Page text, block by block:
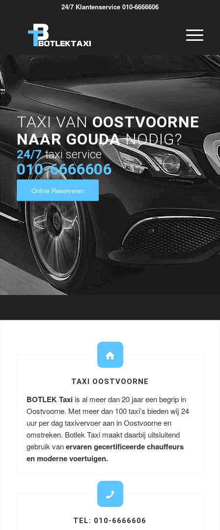
24/7 Klantenservice 010-6666606
TAXI VANOOSTVOORNE
NAAR GOUDANODIG?
24/7 taxi service
010-6666606
Online Reserveren
TAXI OOSTVOORNE
BOTLEK Taxi is al meer dan 20 jaar een begrip in
Oostvoorne. Met meer dan 100 taxi’s bieden wij 24
uur per dag taxivervoer aan in Oostvoorne en
omstreken. Botlek Taxi maakt daarbij uitsluitend
gebruik vanervaren gecertificeerde chauffeurs
en moderne voertuigen.
TEL: 010-6666606